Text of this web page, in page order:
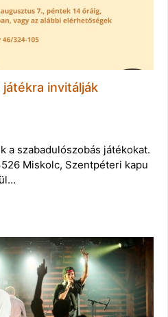
játékra invitálják
a szabadulószobás játékokat.
Miskolc, Szentpéteri kapu